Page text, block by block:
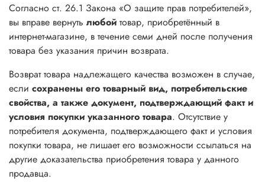
Согласно ст. 26.1 Закона «О защите прав потребителей»,
вы вправе вернуть любой товар, приобретённый в
интернет-магазине, в течение семи дней после получения
товара без указания причин возврата.
Возврат товара надлежащего качества возможен в случае,
если сохранены его товарный вид, потребительские
свойства, а также документ, подтверждающий факт и
условия покупки указанного товара. Отсутствие у
потребителя документа, подтверждающего факт и условия
покупки товара, не лишает его возможности ссылаться на
другие доказательства приобретения товара у данного
продавца.